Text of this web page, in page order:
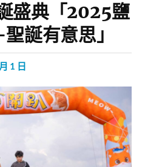
盛典「2025鹽
誕有意思」
1 日